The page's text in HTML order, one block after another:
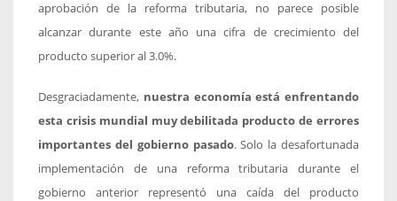
aprobación de la reforma tributaria, no parece posible
alcanzar durante este año una cifra de crecimiento del
producto superior al 3.0%.
Desgraciadamente, nuestra economía está enfrentando
esta crisis mundial muy debilitada producto de errores
importantes del gobierno pasado. Solo la desafortunada
implementación de una reforma tributaria durante el
gobierno anterior representó una caída del producto